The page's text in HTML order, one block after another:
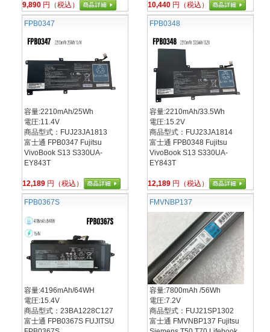
9,890 円（税込） 10,440 円（税込）
FPB0347
容量:2210mAh/25Wh
電圧:11.4V
商品型式：FUJ23JA1813
富士通 FPB0347 Fujitsu
VivoBook S13 S330UA-
EY843T
12,189 円（税込）
FPB0348
容量:2210mAh/33.5Wh
電圧:15.2V
商品型式：FUJ23JA1814
富士通 FPB0348 Fujitsu
VivoBook S13 S330UA-
EY843T
12,189 円（税込）
FPB0367S
容量:4196mAh/64WH
電圧:15.4V
商品型式：23BA1228C127
富士通 FPB0367S FUJITSU
FMVNBP137
容量:7800mAh /56Wh
電圧:7.2V
商品型式：FUJ21SP1302
富士通 FMVNBP137 Fujitsu